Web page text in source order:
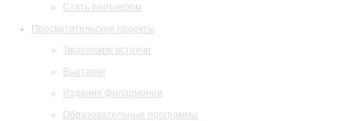
Стать партнером
Просветительские проекты
Творческие встречи
Выставки
Издания филармонии
Образовательные программы